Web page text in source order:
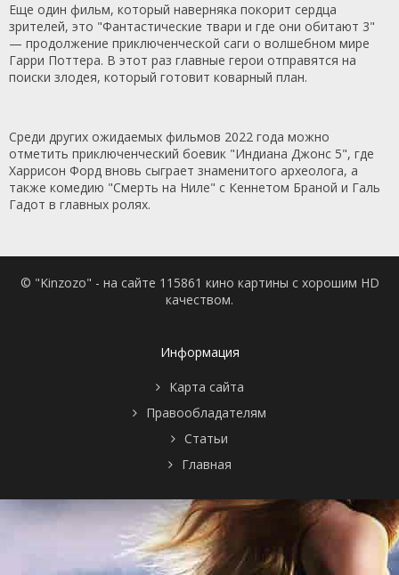
Еще один фильм, который наверняка покорит сердца
зрителей, это "Фантастические твари и где они обитают 3"
— продолжение приключенческой саги о волшебном мире
Гарри Поттера. В этот раз главные герои отправятся на
поиски злодея, который готовит коварный план.
Среди других ожидаемых фильмов 2022 года можно
отметить приключенческий боевик "Индиана Джонс 5", где
Харрисон Форд вновь сыграет знаменитого археолога, а
также комедию "Смерть на Ниле" с Кеннетом Браной и Галь
Гадот в главных ролях.
© "Kinzozo" - на сайте 115861 кино картины с хорошим HD
качеством.
Информация
Карта сайта
Правообладателям
Статьи
Главная